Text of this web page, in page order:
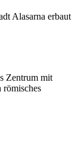
Alasarna erbaut
Zentrum mit
römisches